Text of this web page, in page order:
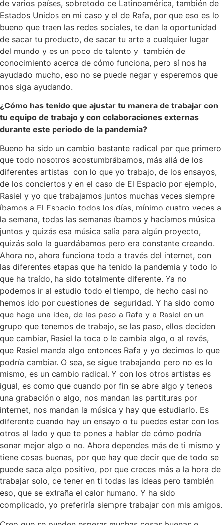
de varios países, sobretodo de Latinoamérica, también de
Estados Unidos en mi caso y el de Rafa, por que eso es lo
bueno que traen las redes sociales, te dan la oportunidad
de sacar tu producto, de sacar tu arte a cualquier lugar
del mundo y es un poco de talento y también de
conocimiento acerca de cómo funciona, pero sí nos ha
ayudado mucho, eso no se puede negar y esperemos que
nos siga ayudando.
¿Cómo has tenido que ajustar tu manera de trabajar con
tu equipo de trabajo y con colaboraciones externas
durante este periodo de la pandemia?
Bueno ha sido un cambio bastante radical por que primero
que todo nosotros acostumbrábamos, más allá de los
diferentes artistas con lo que yo trabajo, de los ensayos,
de los conciertos y en el caso de El Espacio por ejemplo,
Rasiel y yo que trabajamos juntos muchas veces siempre
íbamos a El Espacio todos los días, mínimo cuatro veces a
la semana, todas las semanas íbamos y hacíamos música
juntos y quizás esa música salía para algún proyecto,
quizás solo la guardábamos pero era constante creando.
Ahora no, ahora funciona todo a través del internet, con
las diferentes etapas que ha tenido la pandemia y todo lo
que ha traído, ha sido totalmente diferente. Ya no
podemos ir al estudio todo el tiempo, de hecho casi no
hemos ido por cuestiones de seguridad. Y ha sido como
que haga una idea, de las paso a Rafa y a Rasiel en un
grupo que tenemos de trabajo, se las paso, ellos deciden
que cambiar, Rasiel la toca o le cambia algo, o al revés,
que Rasiel manda algo entonces Rafa y yo decimos lo que
podría cambiar. O sea, se sigue trabajando pero no es lo
mismo, es un cambio radical. Y con los otros artistas es
igual, es como que cuando por fin se abre algo y teneos
una grabación o algo, nos mandan las partituras por
internet, nos mandan la música y hay que estudiarlo. Es
diferente cuando hay un ensayo o tu puedes estar con los
otros al lado y que te pones a hablar de cómo podría
sonar mejor algo o no. Ahora dependes más de ti mismo y
tiene cosas buenas, por que hay que decir que de todo se
puede saca algo positivo, por que creces más a la hora de
trabajar solo, de tener en ti todas las ideas pero también
eso, que se extraña el calor humano. Y ha sido
complicado, yo preferiría siempre trabajar con mis amigos.